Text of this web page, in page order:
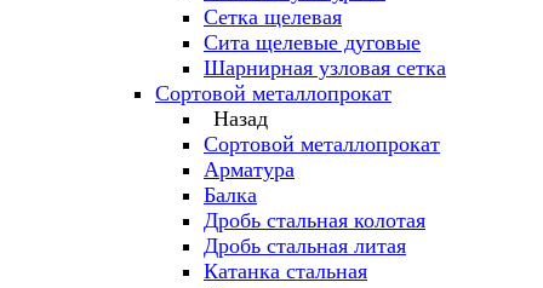
Сетка щелевая
Сита щелевые дуговые
Шарнирная узловая сетка
Сортовой металлопрокат
Назад
Сортовой металлопрокат
Арматура
Балка
Дробь стальная колотая
Дробь стальная литая
Катанка стальная